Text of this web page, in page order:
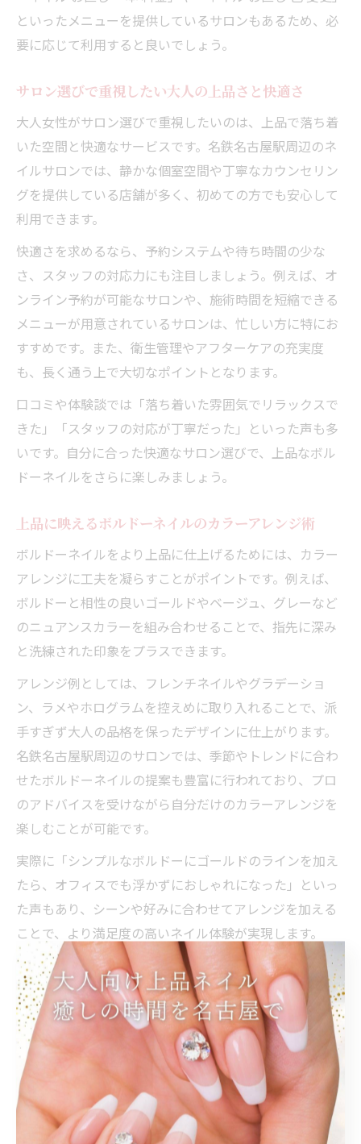
といったメニューを提供しているサロンもあるため、必
要に応じて利用すると良いでしょう。
サロン選びで重視したい大人の上品さと快適さ
大人女性がサロン選びで重視したいのは、上品で落ち着
いた空間と快適なサービスです。名鉄名古屋駅周辺のネ
イルサロンでは、静かな個室空間や丁寧なカウンセリン
グを提供している店舗が多く、初めての方でも安心して
利用できます。
快適さを求めるなら、予約システムや待ち時間の少な
さ、スタッフの対応力にも注目しましょう。例えば、オ
ンライン予約が可能なサロンや、施術時間を短縮できる
メニューが用意されているサロンは、忙しい方に特にお
すすめです。また、衛生管理やアフターケアの充実度
も、長く通う上で大切なポイントとなります。
口コミや体験談では「落ち着いた雰囲気でリラックスで
きた」「スタッフの対応が丁寧だった」といった声も多
いです。自分に合った快適なサロン選びで、上品なボル
ドーネイルをさらに楽しみましょう。
上品に映えるボルドーネイルのカラーアレンジ術
ボルドーネイルをより上品に仕上げるためには、カラー
アレンジに工夫を凝らすことがポイントです。例えば、
ボルドーと相性の良いゴールドやベージュ、グレーなど
のニュアンスカラーを組み合わせることで、指先に深み
と洗練された印象をプラスできます。
アレンジ例としては、フレンチネイルやグラデーショ
ン、ラメやホログラムを控えめに取り入れることで、派
手すぎず大人の品格を保ったデザインに仕上がります。
名鉄名古屋駅周辺のサロンでは、季節やトレンドに合わ
せたボルドーネイルの提案も豊富に行われており、プロ
のアドバイスを受けながら自分だけのカラーアレンジを
楽しむことが可能です。
実際に「シンプルなボルドーにゴールドのラインを加え
たら、オフィスでも浮かずにおしゃれになった」といっ
た声もあり、シーンや好みに合わせてアレンジを加える
ことで、より満足度の高いネイル体験が実現します。
指先に華やぎを与えるボルドーネ
イルの選び方ガイド
大人女性のためのボルドーネイル色選びのコツ
ボルドーネイルは大人女性の手元を上品に彩る定番カラ
ーですが、自分に似合う色味を選ぶことがポイントで